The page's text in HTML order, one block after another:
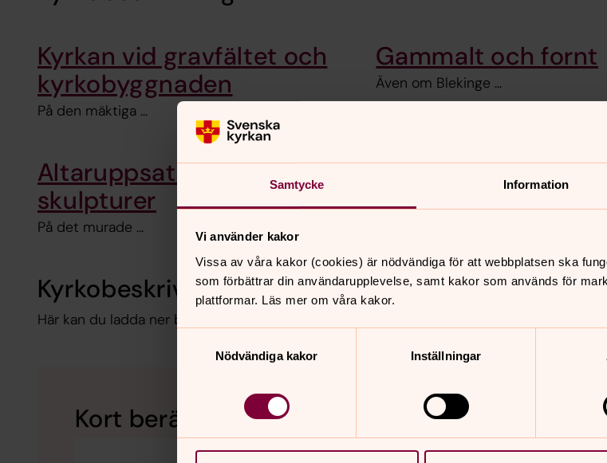
Samtycke Information
Vi använder kakor
Vissa av våra kakor (cookies) är nödvändiga för att webbplatsen ska
som förbättrar din användarupplevelse, samt kakor som används för
plattformar. Läs mer om våra kakor.
Nödvändiga kakor
Inställningar
Kyrkan vid gravfältet och
kyrkobyggnaden
På den mäktiga ...
Gammalt och fornt
Även om Blekinge ...
Altaruppsats och
skulpturer
På det murade ...
Dopänglar
Kyrkobeskrivning
Här kan du ladda ner beskrivningen på
Kort berättelse om Hjortsberga kyrka